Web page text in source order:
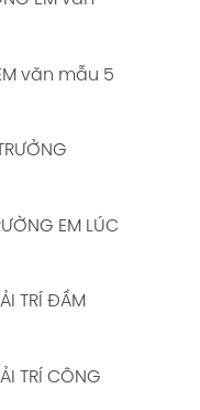
văn mẫu 5
EM LÚC
TRÍ ĐẦM
TRÍ CÔNG